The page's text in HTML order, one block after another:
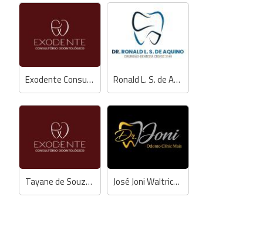
Exodente Consultório Odontológico Ronald L. S. de Aquino - Dentista
Tayane de Souza Ferreira - Dentista José Joni Waltrick Júnior - Dentista